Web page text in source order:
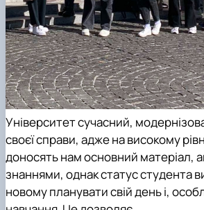
Університет сучасний,
своєї справи, адже на високому
доносять нам основний матеріал,
знаннями, однак статус студента
новому планувати свій день і,